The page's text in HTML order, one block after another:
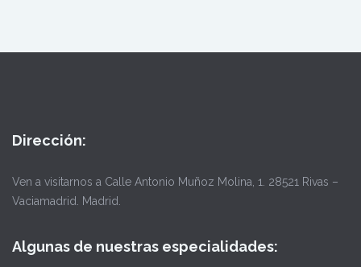
Dirección:
Ven a visitarnos a Calle Antonio Muñoz Molina, 1. 28521 Rivas –
Vaciamadrid. Madrid.
Algunas de nuestras especialidades: